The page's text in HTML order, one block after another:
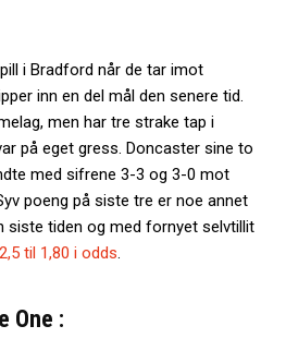
i Bradford når de tar imot
inn en del mål den senere tid.
men har tre strake tap i
på eget gress. Doncaster sine to
med sifrene 3-3 og 3-0 mot
poeng på siste tre er noe annet
siste tiden og med fornyet selvtillit
til 1,80 i odds
One :